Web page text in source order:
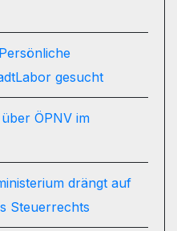
Persönliche
gesucht
ÖPNV im
drängt auf
Steuerrechts